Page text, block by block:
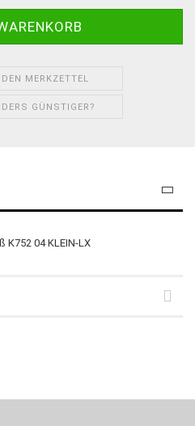
MERKZETTEL
GÜNSTIGER?
K752 04 KLEIN-LX